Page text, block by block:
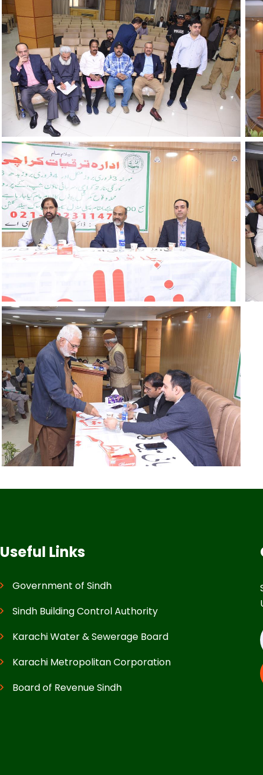
Useful Links
Government of Sindh
Sindh Building Control Authority
Karachi Water & Sewerage Board
Karachi Metropolitan Corporation
Board of Revenue Sindh